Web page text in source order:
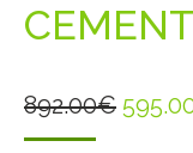
892.00€ El